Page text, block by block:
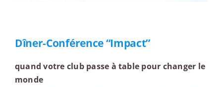
Dîner-Conférence “Impact”
quand votre club passe à table pour changer le
monde